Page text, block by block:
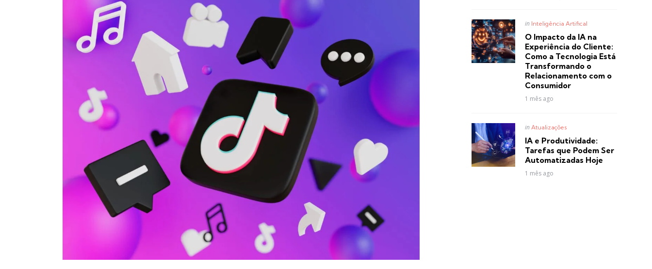
Posted
in Inteligência Artifical
O Impacto da IA na
Experiência do Cliente:
Como a Tecnologia Está
Transformando o
Relacionamento com o
Consumidor
1 mês ago
Posted
in Atualizações
IA e Produtividade:
Tarefas que Podem Ser
Automatizadas Hoje
1 mês ago